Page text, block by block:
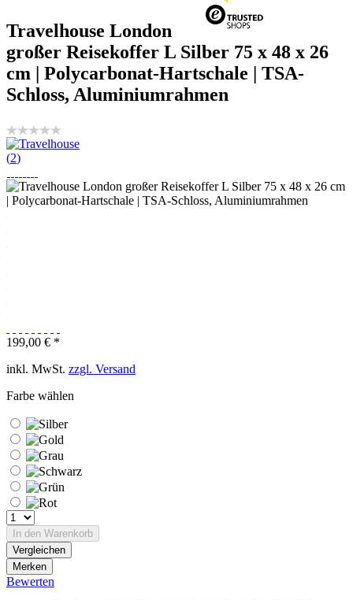
Travelhouse London
großer Reisekoffer L Silber 75 x 48 x 26
cm | Polycarbonat-Hartschale | TSA-
Schloss, Aluminiumrahmen
(2)
199,00 € *
inkl. MwSt. zzgl. Versand
Farbe wählen
In den Warenkorb
Vergleichen
Merken
Bewerten